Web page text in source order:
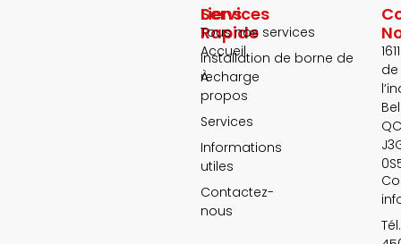
Services
Tous nos services
Installation de borne de
recharge
Liens
Rapide
Accueil
À
propos
Services
Informations
utiles
Contactez-
nous
1611
de